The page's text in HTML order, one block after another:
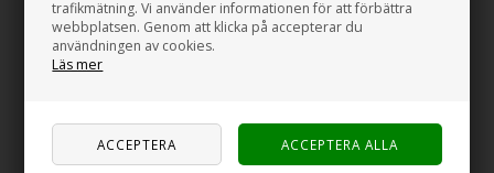
trafikmätning. Vi använder informationen för att förbättra
webbplatsen. Genom att klicka på accepterar du
användningen av cookies.
Läs mer
PROPLUS 9 mm
tältskena, längd 1,2 m.
REIMO Tältadapter